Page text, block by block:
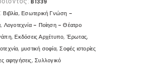
Βιβλία, Εσωτερική Γνώση -
, Λογοτεχνία - Ποίηση - Θέατρο
, Εκδόσεις Αρχέτυπο, Έρωτας,
, μυστική σοφία,Σοφές ιστορίες
αφηγήσεις,Συλλογικό